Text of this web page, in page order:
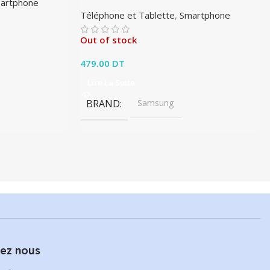
Téléphone et Tablette,Smartphone
Out of stock
479.00 DT
BRAND Samsung
nous